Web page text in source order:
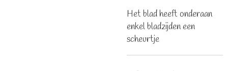
Het blad heeft onderaan
enkel bladzijden een
scheurtje